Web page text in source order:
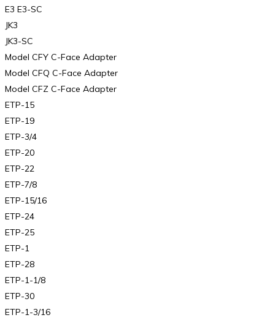
E3 E3-SC
JK3
JK3-SC
Model CFY C-Face Adapter
Model CFQ C-Face Adapter
Model CFZ C-Face Adapter
ETP-15
ETP-19
ETP-3/4
ETP-20
ETP-22
ETP-7/8
ETP-15/16
ETP-24
ETP-25
ETP-1
ETP-28
ETP-1-1/8
ETP-30
ETP-1-3/16